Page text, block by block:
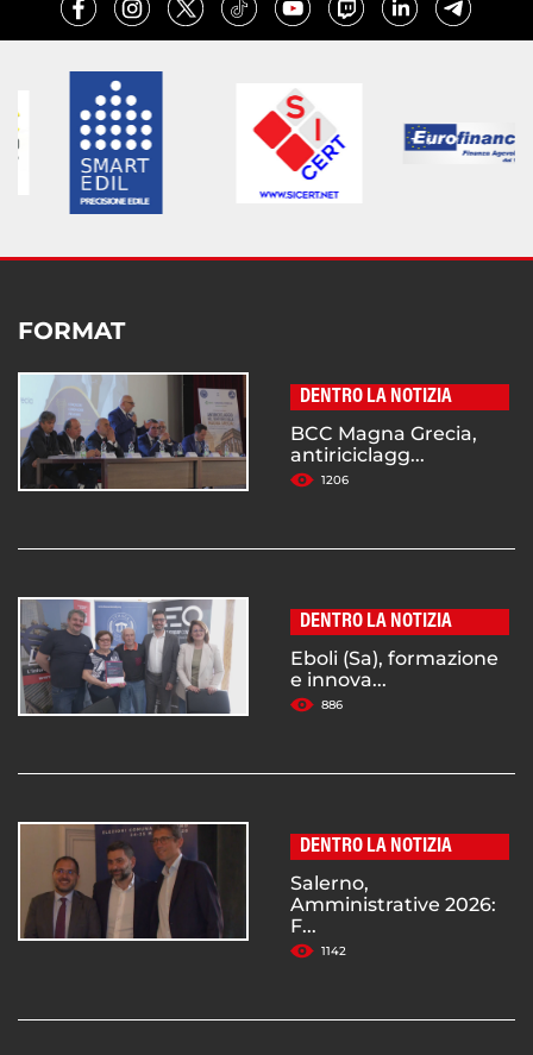
FORMAT
DENTRO LA NOTIZIA
BCC Magna Grecia,
antiriciclagg...
1206
DENTRO LA NOTIZIA
Eboli (Sa), formazione
e innova...
886
DENTRO LA NOTIZIA
Salerno,
Amministrative 2026:
F...
1142